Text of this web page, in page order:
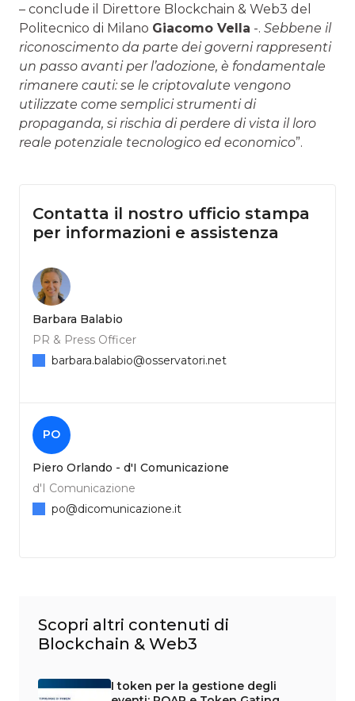
– conclude il Direttore Blockchain & Web3 del
Politecnico di Milano Giacomo Vella -. Sebbene il
riconoscimento da parte dei governi rappresenti
un passo avanti per l’adozione, è fondamentale
rimanere cauti: se le criptovalute vengono
utilizzate come semplici strumenti di
propaganda, si rischia di perdere di vista il loro
reale potenziale tecnologico ed economico”.
Contatta il nostro ufficio stampa
per informazioni e assistenza
Barbara Balabio
PR & Press Officer
barbara.balabio@osservatori.net
PO
Piero Orlando - d'I Comunicazione
d'I Comunicazione
po@dicomunicazione.it
Scopri altri contenuti di
Blockchain & Web3
I token per la gestione degli